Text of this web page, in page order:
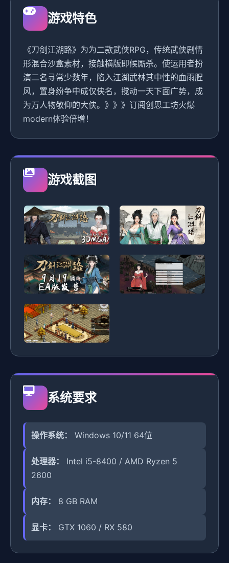
游戏特色
《刀剑江湖路》为为二款武侠RPG，传统武侠剧情
形混合沙盒素材，接触横版即候厮杀。使运用者扮
演二名寻常少数年，陷入江湖武林其中性的血雨腥
风，置身纷争中成仅侠名，搅动一天下面广势，成
为万人物敬仰的大侠。》》》订阅创思工坊火爆
modern体验倍增！
游戏截图
系统要求
操作系统： Windows 10/11 64位
处理器：
Intel i5-8400 / AMD Ryzen 5
2600
内存： 8 GB RAM
显卡： GTX 1060 / RX 580